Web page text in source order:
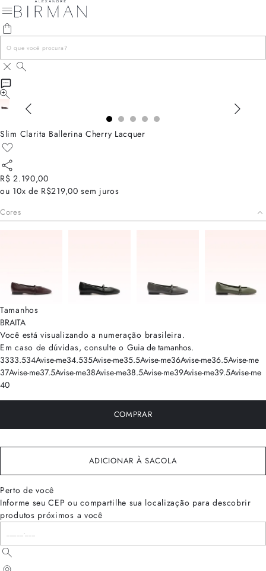
Slim Clarita Ballerina Cherry Lacquer
R$ 2.190,00
ou 10x de R$219,00 sem juros
Cores
Tamanhos
BRAITA
Você está visualizando a numeração brasileira.
Em caso de dúvidas, consulte o Guia de tamanhos.
3333.534Avise-me34.535Avise-me35.5Avise-me36Avise-me36.5Avise-me
37Avise-me37.5Avise-me38Avise-me38.5Avise-me39Avise-me39.5Avise-me
40
COMPRAR
ADICIONAR À SACOLA
Perto de você
Informe seu CEP ou compartilhe sua localização para descobrir
produtos próximos a você